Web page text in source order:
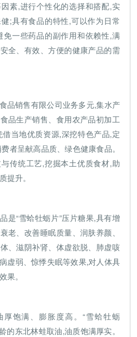
素,进行个性化的选择和搭配,实
;具有食品的特性,可以作为日常
免一些药品的副作用和依赖性,满
全、有效、方便的健康产品的需
品销售有限公司业务多元,集水产
品生产销售、食用农产品初加工
当地优质资源,深挖特色产品,定
者呈献高品质、绿色健康食品。
传统工艺,挖掘本土优质食材,助
提升。
是“雪蛤牡蛎片”压片糖果,具有增
老、改善睡眠质量、润肤养颜、
、滋阴补肾、体虚欲脱、肺虚咳
虚弱、惊悸失眠等效果,对人体具
果。
厚饱满、膨胀度高。“雪蛤牡蛎
的东北林蛙取油,油质饱满厚实。